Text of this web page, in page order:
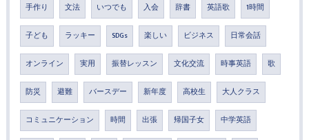
手作り 文法 いつでも 入会 辞書 英語歌 1時間
子ども ラッキー SDGs 楽しい ビジネス 日常会話
オンライン 実用 振替レッスン 文化交流 時事英語 歌
防災 避難 バースデー 新年度 高校生 大人クラス
コミュニケーション 時間 出張 帰国子女 中学英語